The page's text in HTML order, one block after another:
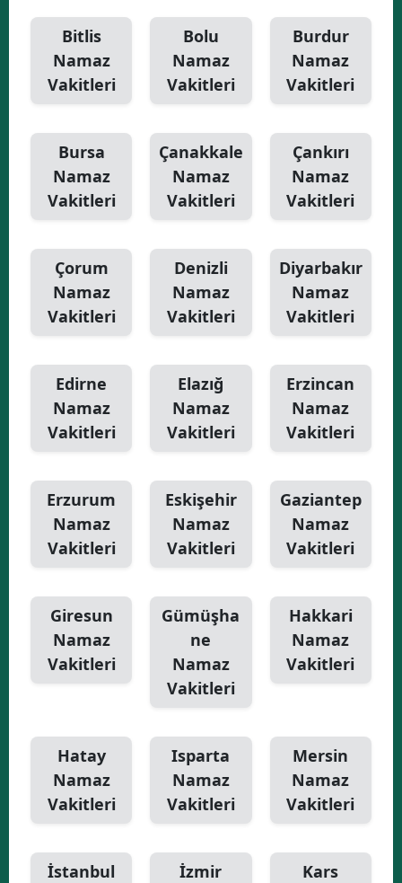
Bitlis
Namaz
Vakitleri
Bolu
Namaz
Vakitleri
Burdur
Namaz
Vakitleri
Bursa
Namaz
Vakitleri
Çanakkale
Namaz
Vakitleri
Çankırı
Namaz
Vakitleri
Çorum
Namaz
Vakitleri
Denizli
Namaz
Vakitleri
Diyarbakır
Namaz
Vakitleri
Edirne
Namaz
Vakitleri
Elazığ
Namaz
Vakitleri
Erzincan
Namaz
Vakitleri
Erzurum
Namaz
Vakitleri
Eskişehir
Namaz
Vakitleri
Gaziantep
Namaz
Vakitleri
Giresun
Namaz
Vakitleri
Gümüşha
ne
Namaz
Vakitleri
Hakkari
Namaz
Vakitleri
Hatay
Namaz
Vakitleri
Isparta
Namaz
Vakitleri
Mersin
Namaz
Vakitleri
İstanbul
İzmir
Kars